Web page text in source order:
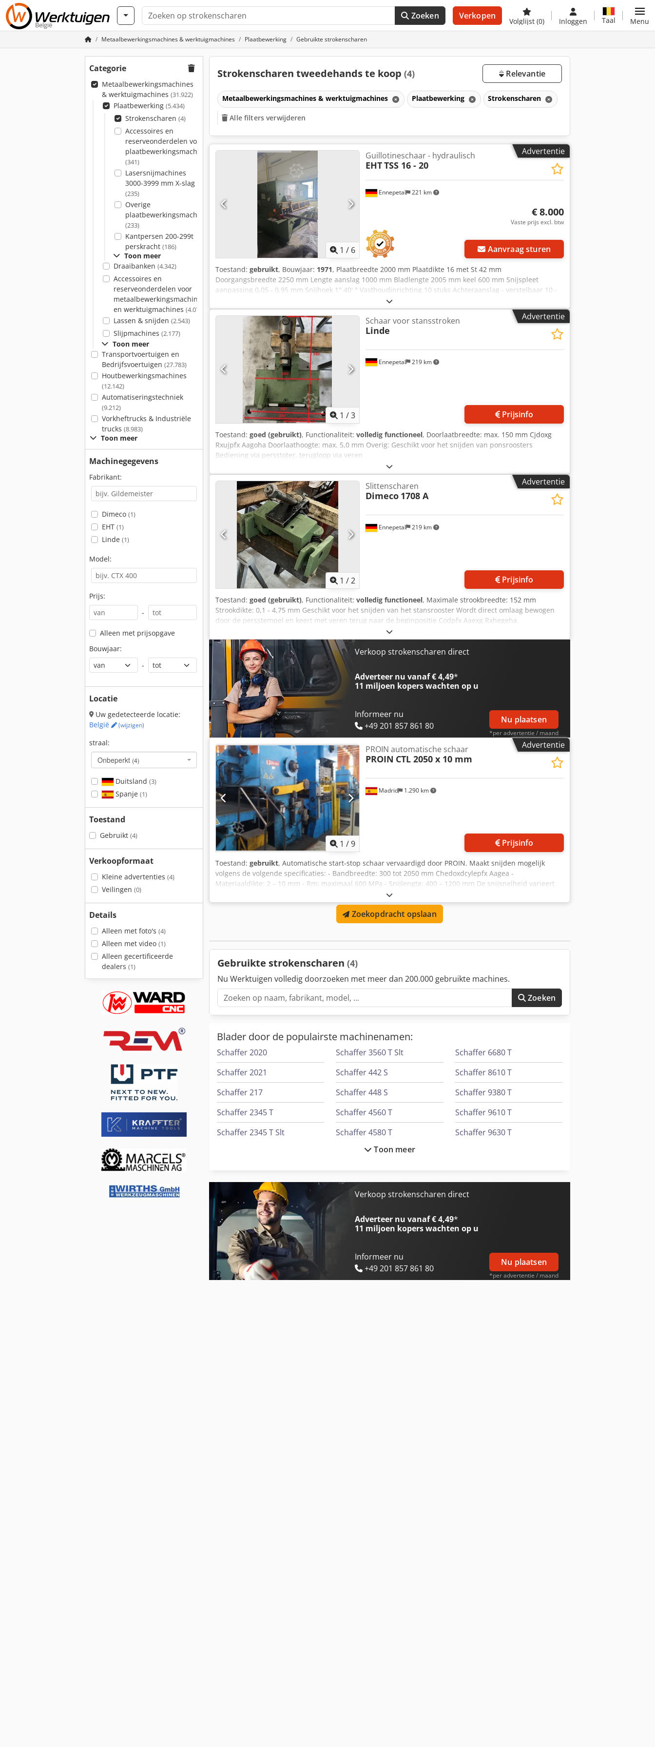
België
Zoeken Verkopen
Volglijst (0) Inloggen Taal Menu
Metaalbewerkingsmachines & werktuigmachines Plaatbewerking Gebruikte strokenscharen
Categorie
Metaalbewerkingsmachines
& werktuigmachines (31.922)
Plaatbewerking (5.434)
Strokenscharen (4)
Accessoires en
reserveonderdelen voor
plaatbewerkingsmachines
(341)
Lasersnijmachines
3000-3999 mm X-slag
(235)
Overige
plaatbewerkingsmachines
(233)
Kantpersen 200-299t
perskracht (186)
Toon meer
Draaibanken (4.342)
Accessoires en
reserveonderdelen voor
metaalbewerkingsmachines
en werktuigmachines (4.079)
Lassen & snijden (2.543)
Slijpmachines (2.177)
Toon meer
Transportvoertuigen en
Bedrijfsvoertuigen (27.783)
Houtbewerkingsmachines
(12.142)
Automatiseringstechniek
(9.212)
Vorkheftrucks & Industriële
trucks (8.983)
Toon meer
Machinegegevens
Fabrikant:
Dimeco (1)
EHT (1)
Linde (1)
Model:
Prijs:
-
Alleen met prijsopgave
Bouwjaar:
-
Locatie
Uw gedetecteerde locatie:
België
(wijzigen)
straal:
Onbeperkt (4)
Duitsland (3)
Spanje (1)
Toestand
Gebruikt (4)
Verkoopformaat
Kleine advertenties (4)
Veilingen (0)
Details
Alleen met foto's (4)
Alleen met video (1)
Alleen gecertificeerde
dealers (1)
Strokenscharen tweedehands te koop (4) Relevantie
Metaalbewerkingsmachines & werktuigmachines Plaatbewerking Strokenscharen
Alle filters verwijderen
Advertentie
1 / 6
Ennepetal 221 km
Guillotineschaar - hydraulisch
EHTTSS 16 - 20
€ 8.000
Vaste prijs excl. btw
Aanvraag sturen
Toestand: gebruikt, Bouwjaar: 1971, Plaatbreedte 2000 mm Plaatdikte 16 met St 42 mm
Doorgangsbreedte 2250 mm Lengte aanslag 1000 mm Bladlengte 2005 mm keel 600 mm Snijspleet
aanpassing 0,05 - 0,95 mm Snijhoek 1° 40' ° Vasthoudinrichting 10 stuks Achteraanslag - verstelbaar 10 -
1000 mm Tafel: 2500 x 700 Chodpfx Aasww Nccogea Tafelhoogte boven vloer 800 mm Olie-inhoud 900 liter
Machinegewicht ca. 10 ton Benodigde ruimte ca. 3 x 2,3 x 2,3 m Bedrijfsspanning 380 V Accessoires:
voetschakelaar, steunen, reservemessen
Advertentie
1 /3
Ennepetal 219 km
Schaar voor stansstroken
Linde
Prijsinfo
Toestand: goed (gebruikt), Functionaliteit: volledig functioneel, Doorlaatbreedte: max. 150 mm Cjdoxg
Rxujpfx Aagoha Doorlaathoogte: max. 5,0 mm Overig: Geschikt voor het snijden van ponsroosters
Bediening via persstoter, terugloop via veren
Advertentie
1 /2
Ennepetal 219 km
Slittenscharen
Dimeco 1708 A
Prijsinfo
Toestand: goed (gebruikt), Functionaliteit: volledig functioneel, Maximale strookbreedte: 152 mm
Strookdikte: 0,1 - 4,75 mm Geschikt voor het snijden van het stansrooster Wordt direct omlaag bewogen
door de persstempel en keert met veren terug naar de beginpositie Codpfx Aaexg Rxhegeha
Verkoop strokenscharen direct
Adverteer nu vanaf € 4,49*
11 miljoen koperswachten op u
Informeer nu
+49 201 857 861 80
Nu plaatsen
*per advertentie / maand
Advertentie
1 /9
Madrid 1.290 km
PROIN automatische schaar
PROIN CTL 2050 x 10 mm
Prijsinfo
Toestand: gebruikt, Automatische start-stop schaar vervaardigd door PROIN. Maakt snijden mogelijk
volgens de volgende specificaties: - Bandbreedte: 300 tot 2050 mm Chedoxdcylepfx Aagea -
Materiaaldikte: 2 – 10 mm - Rm: maximaal 600 MPa - Snijlengte: 400 – 1200 mm De snijsnelheid varieert
afhankelijk van de banddikte: - Dikte ≤ 5 mm: 36 m/min - Dikte ≥ 5 mm en ≤ 10 mm: 18 m/min
Materiaalbreedte: 300 – 2.050 mm Materiaaldikte: 2–10 mm Lengte: 400 – 12.000 mm Rm: Maximaal 600
Zoekopdracht opslaan
Gebruikte strokenscharen (4)
Nu Werktuigen volledig doorzoeken met meer dan 200.000 gebruikte machines.
Zoeken
Blader door de populairste machinenamen:
Schaffer 2020
Schaffer 2021
Schaffer 217
Schaffer 2345 T
Schaffer 2345 T Slt
Schaffer 345 S
Schaffer 3560 T
Schaffer 3560 T Slt
Schaffer 442 S
Schaffer 448 S
Schaffer 4560 T
Schaffer 4580 T
Schaffer 460 T
Schaffer 6370 T
Schaffer 6680 T
Schaffer 8610 T
Schaffer 9380 T
Schaffer 9610 T
Schaffer 9630 T
Toon meer
Verkoop strokenscharen direct
Adverteer nu vanaf € 4,49*
11 miljoen koperswachten op u
Informeer nu
+49 201 857 861 80
Nu plaatsen
*per advertentie / maand